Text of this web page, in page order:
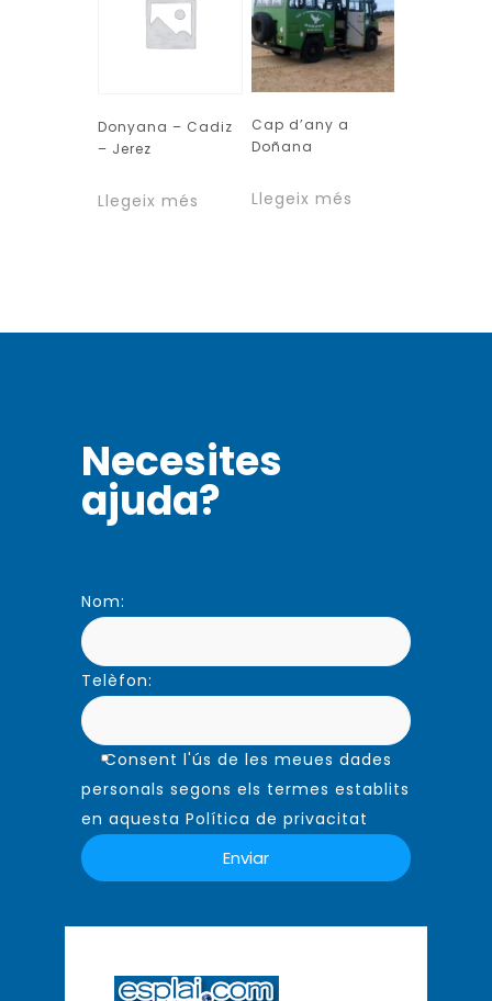
Donyana – Cadiz
– Jerez
Llegeix més
Cap d’any a
Doñana
Llegeix més
Necesites
ajuda?
Nom:
Telèfon:
Consent l'ús de les meues dades
personals segons els termes establits
en aquesta Política de privacitat